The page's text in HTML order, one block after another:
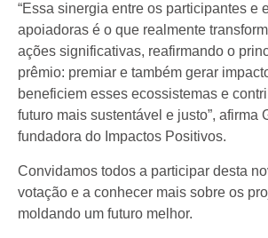
“Essa sinergia entre os participantes e
apoiadoras é o que realmente
ações significativas, reafirmando o
prêmio: premiar e também gerar
beneficiem esses ecossistemas e
futuro mais sustentável e justo”, afirma
fundadora do Impactos Positivos.
Convidamos todos a participar desta
votação e a conhecer mais sobre os
moldando um futuro melhor.